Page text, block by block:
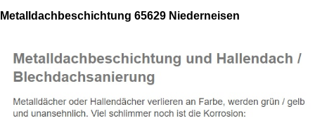
Metalldachbeschichtung 65629 Niederneisen